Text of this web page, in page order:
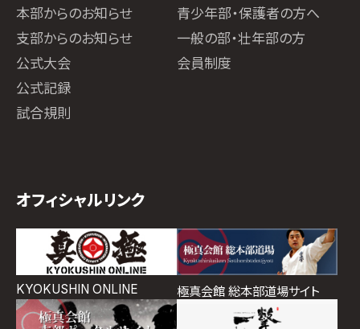
本部からのお知らせ
支部からのお知らせ
公式大会
公式記録
試合規則
青少年部・保護者の方へ
一般の部・壮年部の方
会員制度
オフィシャルリンク
KYOKUSHIN ONLINE 極真会館 総本部道場サイト